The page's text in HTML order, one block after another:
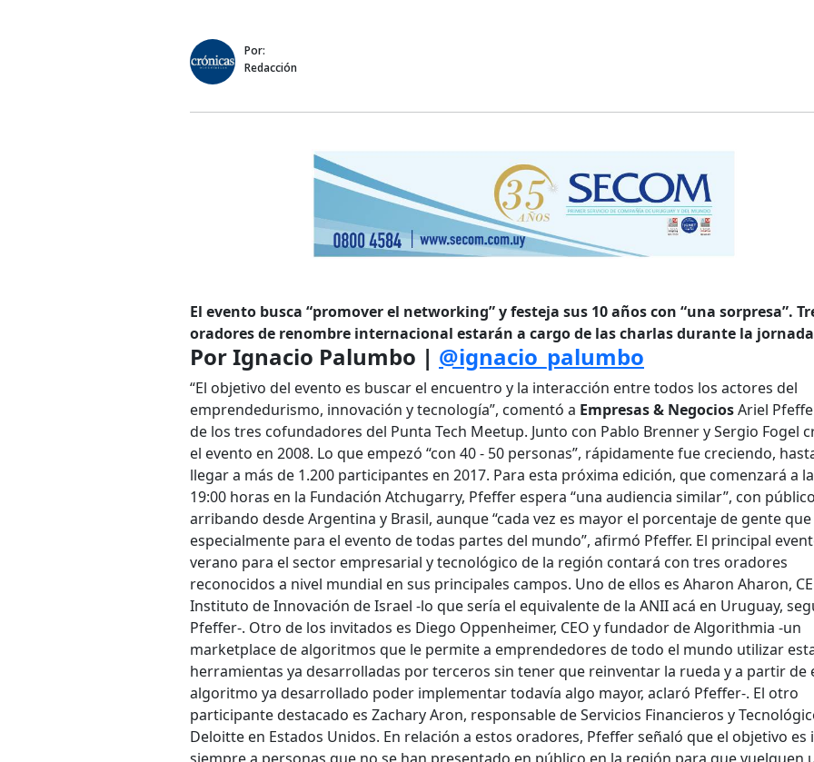
Por:
Redacción
El evento busca “promover el networking” y festeja sus 10 años con “una sorpresa”.
oradores de renombre internacional estarán a cargo de las charlas durante la
Por Ignacio Palumbo | @ignacio_palumbo
“El objetivo del evento es buscar el encuentro y la interacción entre todos los actores del
emprendedurismo, innovación y tecnología”, comentó a Empresas & NegociosAriel
de los tres cofundadores del Punta Tech Meetup. Junto con Pablo Brenner y Sergio Fogel
el evento en 2008. Lo que empezó “con 40 - 50 personas”, rápidamente fue creciendo,
llegar a más de 1.200 participantes en 2017. Para esta próxima edición, que comenzará a
19:00 horas en la Fundación Atchugarry, Pfeffer espera “una audiencia similar”, con
arribando desde Argentina y Brasil, aunque “cada vez es mayor el porcentaje de gente
especialmente para el evento de todas partes del mundo”, afirmó Pfeffer. El principal
verano para el sector empresarial y tecnológico de la región contará con tres oradores
reconocidos a nivel mundial en sus principales campos. Uno de ellos es Aharon Aharon,
Instituto de Innovación de Israel -lo que sería el equivalente de la ANII acá en Uruguay,
Pfeffer-. Otro de los invitados es Diego Oppenheimer, CEO y fundador de Algorithmia -un
marketplace de algoritmos que le permite a emprendedores de todo el mundo utilizar
herramientas ya desarrolladas por terceros sin tener que reinventar la rueda y a partir de
algoritmo ya desarrollado poder implementar todavía algo mayor, aclaró Pfeffer-. El otro
participante destacado es Zachary Aron, responsable de Servicios Financieros y
Deloitte en Estados Unidos. En relación a estos oradores, Pfeffer señaló que el objetivo es
siempre a personas que no se han presentado en público en la región para que vuelquen